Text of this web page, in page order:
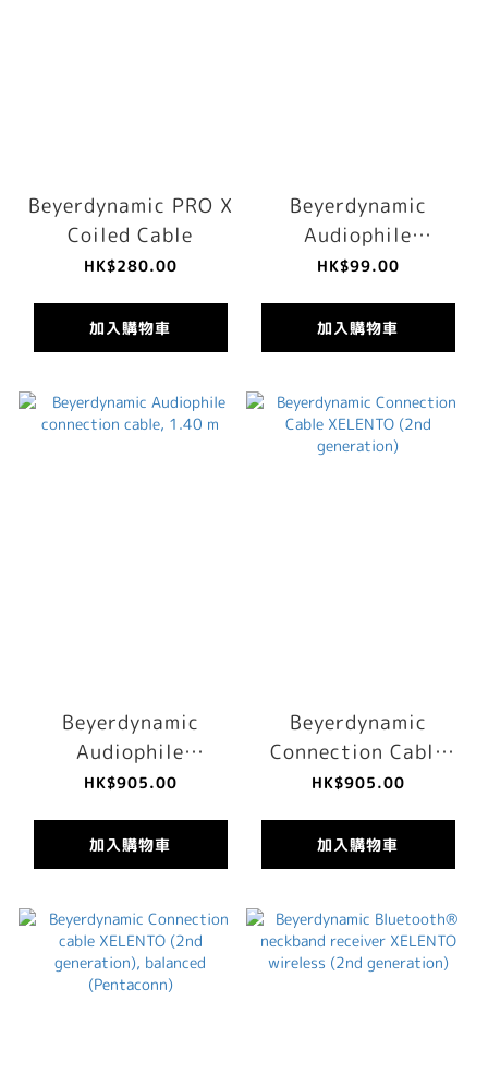
Beyerdynamic PRO X
Coiled Cable
HK$280.00
加入購物車
Beyerdynamic
Audiophile
Connection Cable,
HK$99.00
加入購物車
Beyerdynamic
Audiophile
connection cable,
HK$905.00
加入購物車
Beyerdynamic
Connection Cable
XELENTO (2nd
HK$905.00
加入購物車